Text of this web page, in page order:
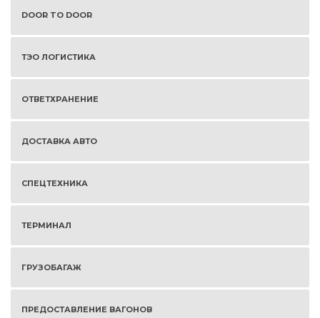
DOOR TO DOOR
ТЭО ЛОГИСТИКА
ОТВЕТХРАНЕНИЕ
ДОСТАВКА АВТО
СПЕЦТЕХНИКА
ТЕРМИНАЛ
ГРУЗОБАГАЖ
ПРЕДОСТАВЛЕНИЕ ВАГОНОВ